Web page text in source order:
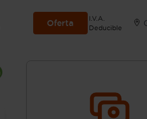
Oferta
I.V.A.
Deducible